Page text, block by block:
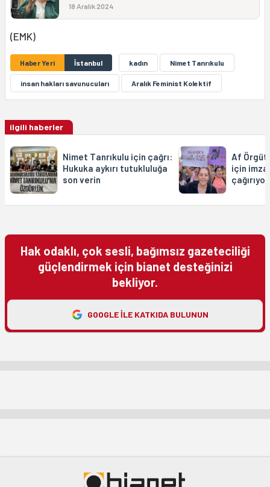
18 Aralık 2024
(EMK)
Haber Yeri İstanbul kadın Nimet Tanrıkulu
insan hakları savunucuları Aralık Feminist Kolektif
ilgili haberler
Nimet Tanrıkulu için çağrı:
Hukuka aykırı tutukluluğa
son verin
Af
için imza
çağırıyor
Hak odaklı, çok sesli, bağımsız gazeteciliği
güçlendirmek için bianet desteğinizi
bekliyor.
GOOGLE ILE KATKIDA BULUNUN